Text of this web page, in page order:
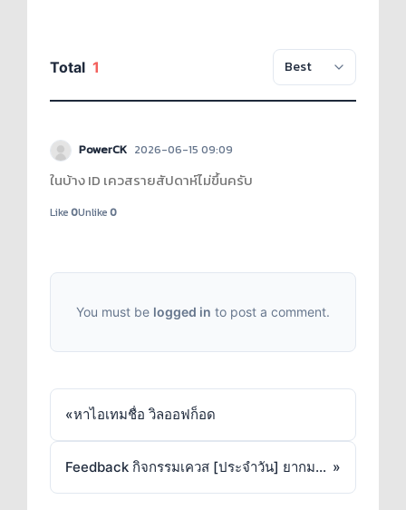
Total 1
PowerCK 2026-06-15 09:09
ในบ้าง ID เควสรายสัปดาห์ไม่ขึ้นครับ
Like0Unlike0
You must be logged in to post a comment.
«หาไอเทมชื่อ วิลออฟก็อด
Feedback กิจกรรมเควส [ประจำวัน] ยากมากๆถึงจะสนุก 1 »